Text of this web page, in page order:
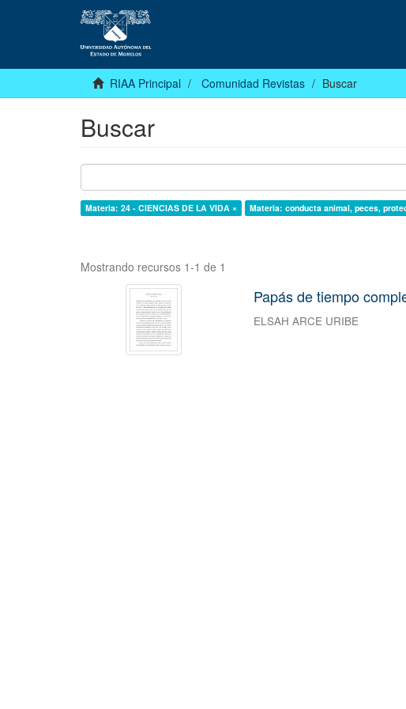
RIAA Principal Comunidad Revistas Buscar
Buscar
Materia: 24 - CIENCIAS DE LA VIDA × Materia: conducta animal, peces,
Mostrando recursos 1-1 de 1
Papás de tiempo
ELSAH ARCE URIBE